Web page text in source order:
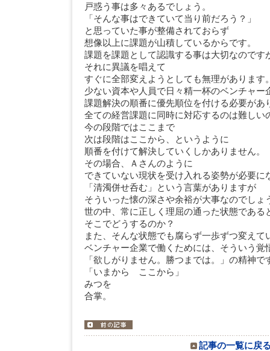
戸惑う事は多々あるでしょう。
「そんな事はできていて当り前だろう？」
と思っていた事が整備されておらず
想像以上に課題が山積しているからです。
課題を課題として認識する事は大切なのです
それに異議を唱えて
すぐに全部変えようとしても無理があります
少ない資本や人員で日々精一杯のベンチャー
課題解決の順番に優先順位を付ける必要があ
全ての経営課題に同時に対応するのは難しい
今の段階ではここまで
次は段階はここから、というように
順番を付けて解決していくしかありません。
その場合、Ａさんのように
できていない現状を受け入れる姿勢が必要に
「清濁併せ呑む」という言葉がありますが
そういった懐の深さや余裕が大事なのでしょ
世の中、常に正しく理屈の通った状態である
そこでどうするのか？
また、そんな状態でも腐らず一歩ずつ変えて
ベンチャー企業で働くためには、そういう覚
「欲しがりません。勝つまでは。」の精神で
「いまから こ
みつを
合掌。
記事の一覧に戻